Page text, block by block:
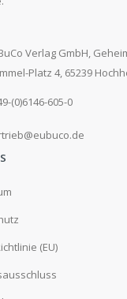
Verlag GmbH,
Platz 4, 65239
(0)6146-605-0
(EU)